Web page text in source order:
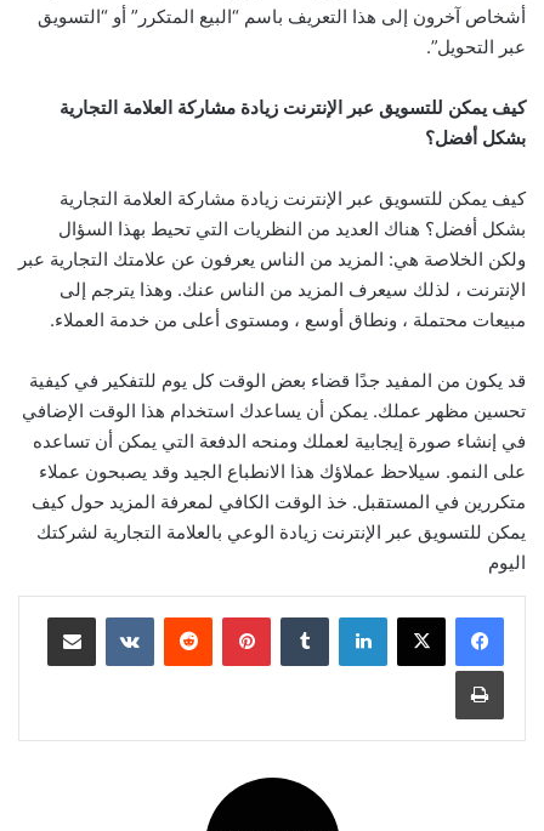
أشخاص آخرون إلى هذا التعريف باسم “البيع المتكرر” أو “التسويق
عبر التحويل”.
كيف يمكن للتسويق عبر الإنترنت زيادة مشاركة العلامة التجارية
بشكل أفضل؟
كيف يمكن للتسويق عبر الإنترنت زيادة مشاركة العلامة التجارية
بشكل أفضل؟ هناك العديد من النظريات التي تحيط بهذا السؤال
ولكن الخلاصة هي: المزيد من الناس يعرفون عن علامتك التجارية عبر
الإنترنت ، لذلك سيعرف المزيد من الناس عنك. وهذا يترجم إلى
مبيعات محتملة ، ونطاق أوسع ، ومستوى أعلى من خدمة العملاء.
قد يكون من المفيد جدًا قضاء بعض الوقت كل يوم للتفكير في كيفية
تحسين مظهر عملك. يمكن أن يساعدك استخدام هذا الوقت الإضافي
في إنشاء صورة إيجابية لعملك ومنحه الدفعة التي يمكن أن تساعده
على النمو. سيلاحظ عملاؤك هذا الانطباع الجيد وقد يصبحون عملاء
متكررين في المستقبل. خذ الوقت الكافي لمعرفة المزيد حول كيف
يمكن للتسويق عبر الإنترنت زيادة الوعي بالعلامة التجارية لشركتك
اليوم
لينكدإن بينتيريست مشاركة عبر البريد
طباعة